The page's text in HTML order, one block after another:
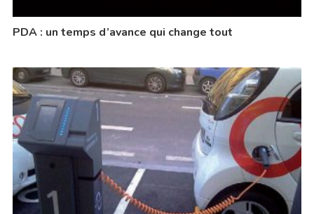
PDA : un temps d’avance qui change tout